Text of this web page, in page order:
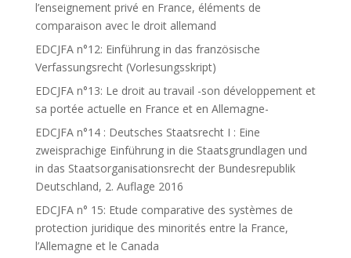
l’enseignement privé en France, éléments de
comparaison avec le droit allemand
EDCJFA n°12: Einführung in das französische
Verfassungsrecht (Vorlesungsskript)
EDCJFA n°13: Le droit au travail -son développement et
sa portée actuelle en France et en Allemagne-
EDCJFA n°14 : Deutsches Staatsrecht I : Eine
zweisprachige Einführung in die Staatsgrundlagen und
in das Staatsorganisationsrecht der Bundesrepublik
Deutschland, 2. Auflage 2016
EDCJFA n° 15: Etude comparative des systèmes de
protection juridique des minorités entre la France,
l’Allemagne et le Canada